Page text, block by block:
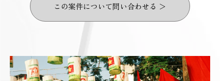
この案件について問い合わせる ＞